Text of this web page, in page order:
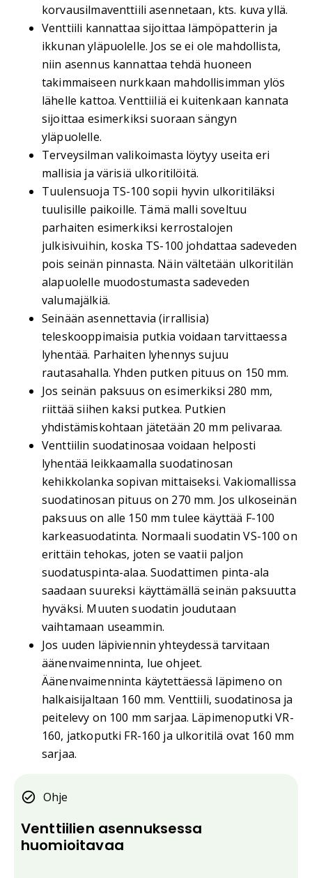
korvausilmaventtiili asennetaan, kts. kuva yllä.
Venttiili kannattaa sijoittaa lämpöpatterin ja
ikkunan yläpuolelle. Jos se ei ole mahdollista,
niin asennus kannattaa tehdä huoneen
takimmaiseen nurkkaan mahdollisimman ylös
lähelle kattoa. Venttiiliä ei kuitenkaan kannata
sijoittaa esimerkiksi suoraan sängyn
yläpuolelle.
Terveysilman valikoimasta löytyy useita eri
mallisia ja värisiä ulkoritilöitä.
Tuulensuoja TS-100 sopii hyvin ulkoritiläksi
tuulisille paikoille. Tämä malli soveltuu
parhaiten esimerkiksi kerrostalojen
julkisivuihin, koska TS-100 johdattaa sadeveden
pois seinän pinnasta. Näin vältetään ulkoritilän
alapuolelle muodostumasta sadeveden
valumajälkiä.
Seinään asennettavia (irrallisia)
teleskooppimaisia putkia voidaan tarvittaessa
lyhentää. Parhaiten lyhennys sujuu
rautasahalla. Yhden putken pituus on 150 mm.
Jos seinän paksuus on esimerkiksi 280 mm,
riittää siihen kaksi putkea. Putkien
yhdistämiskohtaan jätetään 20 mm pelivaraa.
Venttiilin suodatinosaa voidaan helposti
lyhentää leikkaamalla suodatinosan
kehikkolanka sopivan mittaiseksi. Vakiomallissa
suodatinosan pituus on 270 mm. Jos ulkoseinän
paksuus on alle 150 mm tulee käyttää F-100
karkeasuodatinta. Normaali suodatin VS-100 on
erittäin tehokas, joten se vaatii paljon
suodatuspinta-alaa. Suodattimen pinta-ala
saadaan suureksi käyttämällä seinän paksuutta
hyväksi. Muuten suodatin joudutaan
vaihtamaan useammin.
Jos uuden läpiviennin yhteydessä tarvitaan
äänenvaimenninta, lue ohjeet.
Äänenvaimenninta käytettäessä läpimeno on
halkaisijaltaan 160 mm. Venttiili, suodatinosa ja
peitelevy on 100 mm sarjaa. Läpimenoputki VR-
160, jatkoputki FR-160 ja ulkoritilä ovat 160 mm
sarjaa.
Ohje
Venttiilien asennuksessa
huomioitavaa